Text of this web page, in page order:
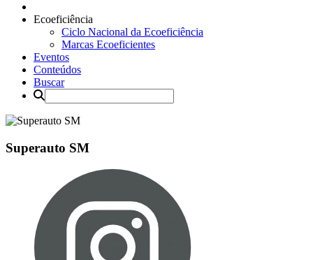
Ecoeficiência
Ciclo Nacional da Ecoeficiência
Marcas Ecoeficientes
Eventos
Conteúdos
Buscar
Superauto SM